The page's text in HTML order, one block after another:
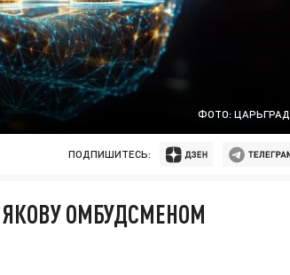
ФОТО: ЦАРЬГРАД
ПОДПИШИТЕСЬ:
ОМБУДСМЕНОМ